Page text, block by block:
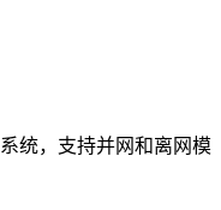
统，支持并网和离网模